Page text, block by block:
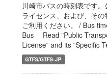
川崎市バスの時刻表です
ライセンス、および、その
ご利用ください。 / Bus
Bus Read "Public
License" and its "Specific
GTFS/GTFS-JP